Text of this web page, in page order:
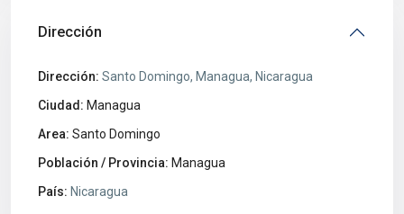
Dirección
Dirección: Santo Domingo, Managua, Nicaragua
Ciudad: Managua
Area: Santo Domingo
Población / Provincia: Managua
País: Nicaragua